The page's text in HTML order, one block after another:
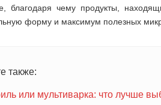
благодаря чему продукты,
форму и максимум полезных
также:
или мультиварка: что лучше